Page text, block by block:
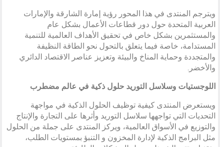
ويترجم المنتدى في هذا المحور رؤية إمارة الشارقة والإمارات
العربية المتحدة حول دور قطاعات الأعمال بشكل عام
والمستثمرين بشكل خاص في تحقيق الأهداف العالمية للتنمية
المستدامة، خاصة فيما يتعلق بالتحول نحو الطاقة النظيفة
والمتجددة وحماية المناخ والبيئة وتعزيز عناصر الاقتصاد الدائري
والأخضر.
اللوجستيات وسلاسل التوريد حلول ذكية في عالم مضطرب
ويستعرض المنتدى كيفية توظيف الحلول الذكية في مواجهة
التحديات التي تواجهها سلاسل التوريد وأثرها على التجارة والإنتاج
والتوزيع في الأسواق العالمية، ويركز المنتدى على جملة من الحلول
مثل البرامج الذكية لإدارة المخزون و التنبؤ بمستويات الطلب،